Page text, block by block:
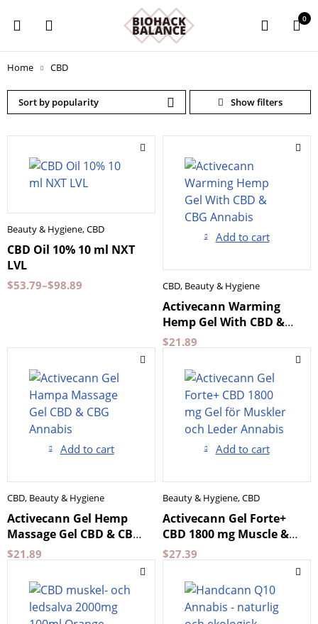
0
Home CBD
Sort by popularity
10 ml 3st * 10 ml
Beauty & Hygiene,CBD
CBD Oil 10% 10 ml NXT
LVL
$53.79–$98.89
Add to cart
CBD, Beauty & Hygiene
Activecann Warming
Hemp Gel With CBD &
CBG Annabis
$21.89
Add to cart
CBD, Beauty & Hygiene
Activecann Gel Hemp
Massage Gel CBD & CBG
Annabis
$21.89
Add to cart
Beauty & Hygiene,CBD
Activecann Gel Forte+
CBD 1800 mg Muscle &
Joint Gel Annabis
$27.39